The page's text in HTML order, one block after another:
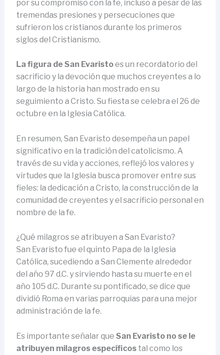
por su compromiso con la fe, incluso a pesar de las
tremendas presiones y persecuciones que
sufrieron los cristianos durante los primeros
siglos del Cristianismo.
La figura de San Evaristoes un recordatorio del
sacrificio y la devoción que muchos creyentes a lo
largo de la historia han mostrado en su
seguimiento a Cristo. Su fiesta se celebra el 26 de
octubre en la Iglesia Católica.
En resumen, San Evaristo desempeña un papel
significativo en la tradición del catolicismo. A
través de su vida y acciones, reflejó los valores y
virtudes que la Iglesia busca promover entre sus
fieles: la dedicación a Cristo, la construcción de la
comunidad de creyentes y el sacrificio personal en
nombre de la fe.
¿Qué milagros se atribuyen a San Evaristo?
San Evaristo fue el quinto Papa de la Iglesia
Católica, sucediendo a San Clemente alrededor
del año 97 d.C. y sirviendo hasta su muerte en el
año 105 d.C. Durante su pontificado, se dice que
dividió Roma en varias parroquias para una mejor
administración de la fe.
Es importante señalar que San Evaristo no se le
atribuyen milagros específicostal como los